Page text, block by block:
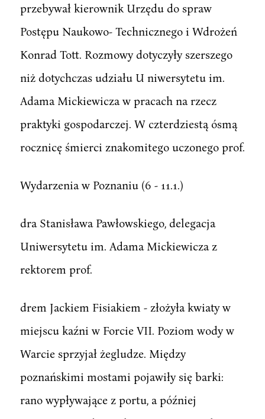
przebywał kierownik Urzędu do spraw
Postępu Naukowo- Technicznego i Wdrożeń
Konrad Tott. Rozmowy dotyczyły szerszego
niż dotychczas udziału U niwersytetu im.
Adama Mickiewicza w pracach na rzecz
praktyki gospodarczej. W czterdziestą ósmą
rocznicę śmierci znakomitego uczonego prof.
Wydarzenia w Poznaniu (6 - 11.1.)
dra Stanisława Pawłowskiego, delegacja
Uniwersytetu im. Adama Mickiewicza z
rektorem prof.
drem Jackiem Fisiakiem - złożyła kwiaty w
miejscu kaźni w Forcie VII. Poziom wody w
Warcie sprzyjał żegludze. Między
poznańskimi mostami pojawiły się barki:
rano wypływające z portu, a później